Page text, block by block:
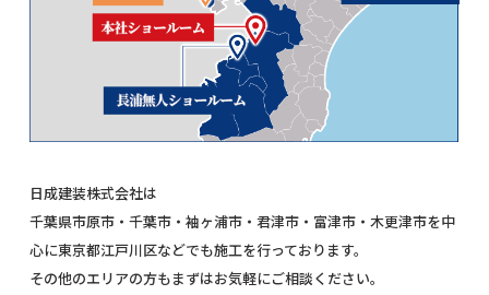
日成建装株式会社は
千葉県市原市・千葉市・袖ヶ浦市・君津市・富津市・木更津市を中
心に東京都江戸川区などでも施工を行っております。
その他のエリアの方もまずはお気軽にご相談ください。